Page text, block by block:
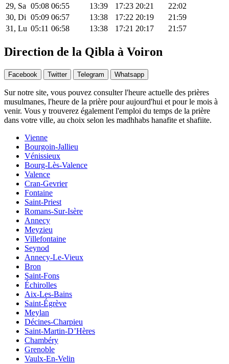
29, Sa 05:08 06:55 13:39 17:23 20:21
22:02
30, Di 05:09 06:57 13:38 17:22 20:19
21:59
31, Lu 05:11 06:58 13:38 17:21 20:17 21:57
Direction de la Qibla à Voiron
Facebook Twitter Telegram Whatsapp
Sur notre site, vous pouvez consulter l'heure actuelle des prières
musulmanes, l'heure de la prière pour aujourd'hui et pour le mois à
venir. Vous y trouverez également l'emploi du temps de la prière
dans votre ville, au choix selon les madhhabs hanafite et shafiite.
Vienne
Bourgoin-Jallieu
Vénissieux
Bourg-Lès-Valence
Valence
Cran-Gevrier
Fontaine
Saint-Priest
Romans-Sur-Isère
Annecy
Meyzieu
Villefontaine
Seynod
Annecy-Le-Vieux
Bron
Saint-Fons
Échirolles
Aix-Les-Bains
Saint-Égrève
Meylan
Décines-Charpieu
Saint-Martin-D’Hères
Chambéry
Grenoble
Vaulx-En-Velin